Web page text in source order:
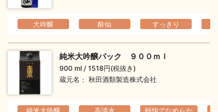
大吟醸 酔仙 すっきり
純米大吟醸パック ９００ｍｌ
900 ml
1518円(税抜き)
蔵元名
秋田酒類製造株式会社